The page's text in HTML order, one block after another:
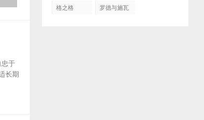
于
长期
格之格
罗德与施瓦